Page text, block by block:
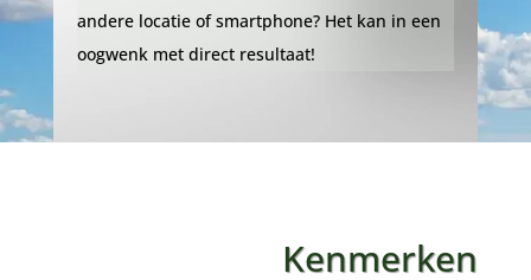
andere locatie of smartphone? Het kan in een
oogwenk met direct resultaat!
Kenmerken